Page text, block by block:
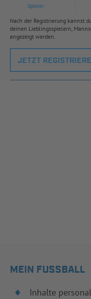
Spieler
Nach der Registrierung kannst
deinen Lieblingsspielern,
angezeigt werden.
JETZT
MEIN FUSSBALL
Inhalte